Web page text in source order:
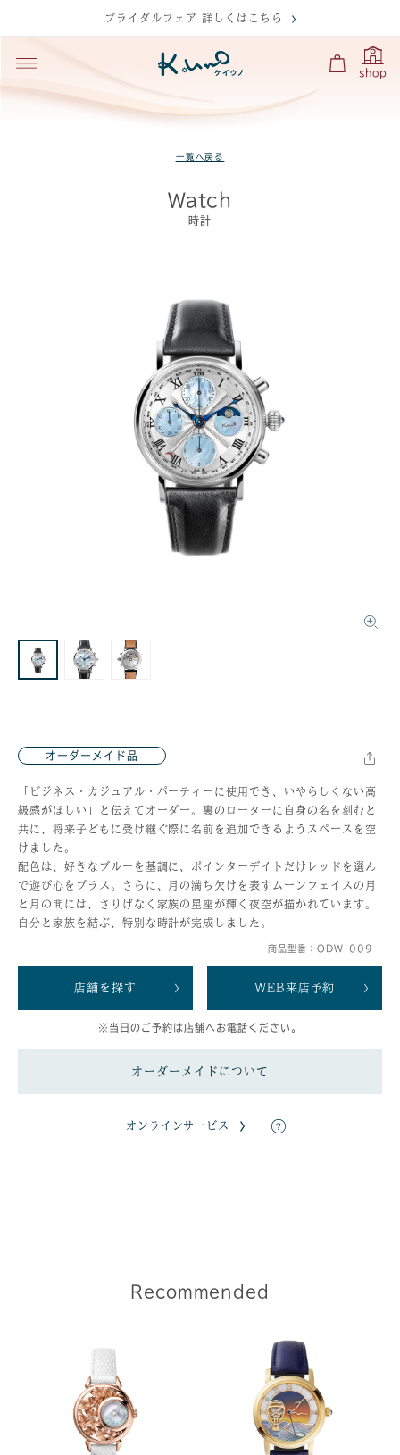
ブライダルフェア 詳しくはこちら
shop
一覧へ戻る
Watch
時計
オーダーメイド品
「ビジネス・カジュアル・パーティーに使用でき、いやらしくない高
級感がほしい」と伝えてオーダー。裏のローターに自身の名を刻むと
共に、将来子どもに受け継ぐ際に名前を追加できるようスペースを空
けました。
配色は、好きなブルーを基調に、ポインターデイトだけレッドを選ん
で遊び心をプラス。さらに、月の満ち欠けを表すムーンフェイスの月
と月の間には、さりげなく家族の星座が輝く夜空が描かれています。
自分と家族を結ぶ、特別な時計が完成しました。
商品型番：ODW-009
店舗を探す WEB来店予約
※当日のご予約は店舗へお電話ください。
オーダーメイドについて
オンラインサービス
Recommended